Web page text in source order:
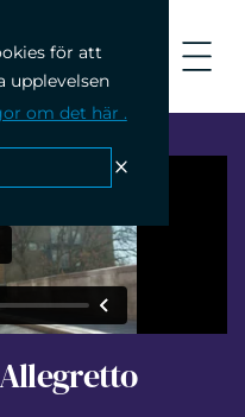
för att
upplevelsen
om det här .